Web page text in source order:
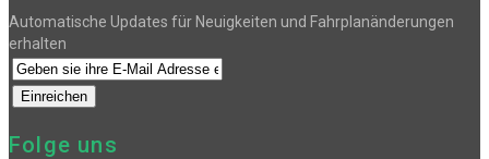
Automatische Updates für Neuigkeiten und Fahrplanänderungen
erhalten
Folge uns